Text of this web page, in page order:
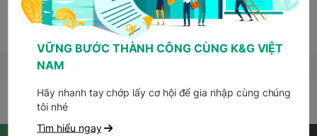
Chia sẻ việc làm:
VỮNG BƯỚC THÀNH CÔNG CÙNG K&G VIỆT
NAM
Hãy nhanh tay chớp lấy cơ hội để gia nhập cùng chúng
tôi nhé
Tìm hiểu ngay